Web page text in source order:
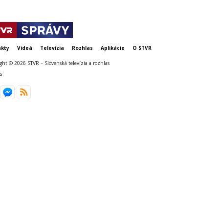
Videá Televízia Rozhlas Aplikácie O STVR
© 2026 STVR – Slovenská televízia a rozhlas